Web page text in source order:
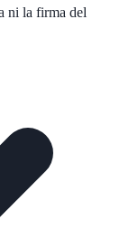
ni la firma del